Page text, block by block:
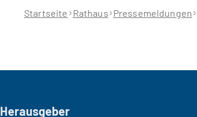
hier:Startseite Rathaus Pressemeldungen
Herausgeber